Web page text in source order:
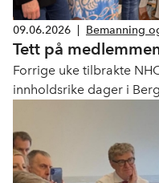
09.06.2026 Bemanning
Tett på
Forrige uke tilbrakte
innholdsrike dager i
NHO Vestland. Målet
medlemsbedriftene våre.